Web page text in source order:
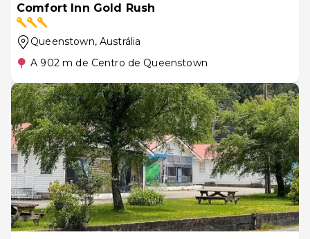
Comfort Inn Gold Rush
Queenstown, Austrália
A 902 m de Centro de Queenstown